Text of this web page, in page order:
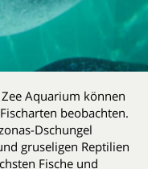
Aquarium können
beobachten.
Dschungel
gruseligen Reptilien
Fische und